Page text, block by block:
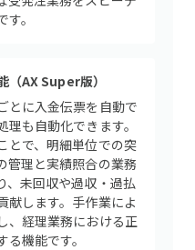
。
（AX Super版）
とに入金伝票を自動で
も自動化できます。
とで、明細単位での突
管理と実績照合の業務
、未回収や過収・過払
献します。手作業によ
、経理業務における正
機能です。